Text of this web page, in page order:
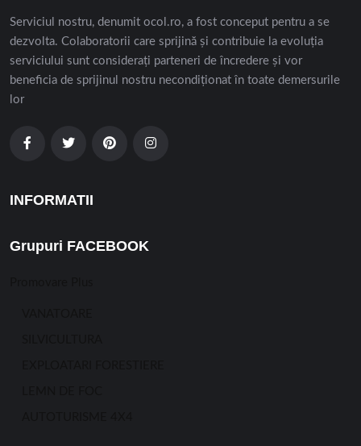
Serviciul nostru, denumit ocol.ro, a fost conceput pentru a se
dezvolta. Colaboratorii care sprijină și contribuie la evoluția
serviciului sunt considerați parteneri de încredere și vor
beneficia de sprijinul nostru necondiționat în toate demersurile
lor
INFORMATII
Grupuri FACEBOOK